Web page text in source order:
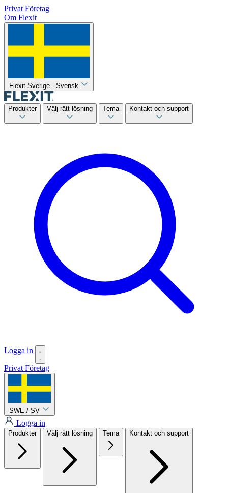
Privat Företag
Om Flexit
Flexit Sverige - Svensk
Produkter Välj rätt lösning Tema Kontakt och support
Logga in
Privat Företag
SWE / SV
Logga in
Produkter Välj rätt lösning Tema Kontakt och support